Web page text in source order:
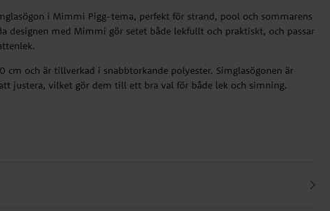
i Mimmi Pigg-tema, perfekt för strand, pool och sommarens
designen med Mimmi gör setet både lekfullt och praktiskt, och passar
cm och är tillverkad i snabbtorkande polyester. Simglasögonen är
justera, vilket gör dem till ett bra val för både lek och simning.